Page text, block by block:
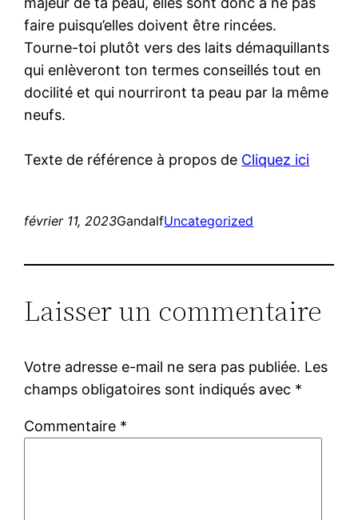
faire puisqu’elles doivent être rincées.
Tourne-toi plutôt vers des laits démaquillants
qui enlèveront ton termes conseillés tout en
docilité et qui nourriront ta peau par la même
neufs.
Texte de référence à propos de Cliquez ici
février 11, 2023GandalfUncategorized
Laisser un commentaire
Votre adresse e-mail ne sera pas publiée. Les
champs obligatoires sont indiqués avec *
Commentaire *